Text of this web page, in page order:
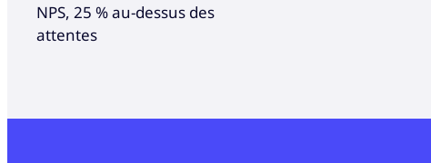
NPS, 25 % au-dessus des
attentes